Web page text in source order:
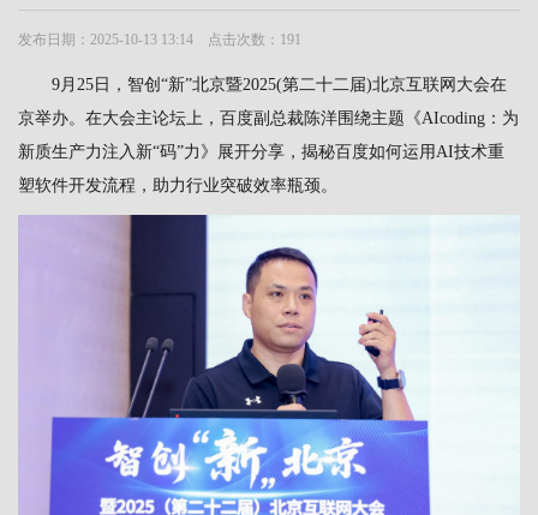
发布日期：2025-10-13 13:14 点击次数：191
9月25日，智创“新”北京暨2025(第二十二届)北京互联网大会在
京举办。在大会主论坛上，百度副总裁陈洋围绕主题《AIcoding：为
新质生产力注入新“码”力》展开分享，揭秘百度如何运用AI技术重
塑软件开发流程，助力行业突破效率瓶颈。